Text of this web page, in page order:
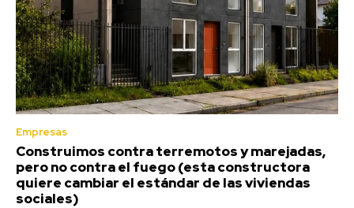
Empresas
Construimos contra terremotos y marejadas,
pero no contra el fuego (esta constructora
quiere cambiar el estándar de las viviendas
sociales)